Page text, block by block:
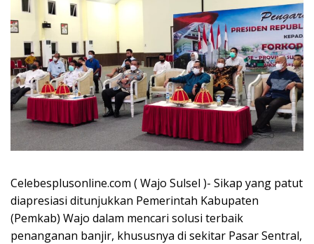
Celebesplusonline.com ( Wajo Sulsel )- Sikap yang patut
diapresiasi ditunjukkan Pemerintah Kabupaten
(Pemkab) Wajo dalam mencari solusi terbaik
penanganan banjir, khususnya di sekitar Pasar Sentral,